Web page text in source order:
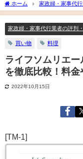
ホーム 家政婦・家事代
使った評判・口コミを徹底比
家政婦・家事代行業者の評判
買い物 料理
ライフソムリエー
を徹底比較！料金
2022年10月15日
[TM-1]